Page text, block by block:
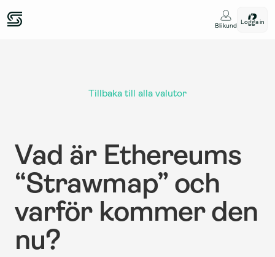
Bli kund
Logga in
Tillbaka till alla valutor
Vad är Ethereums
“Strawmap” och
varför kommer den
nu?